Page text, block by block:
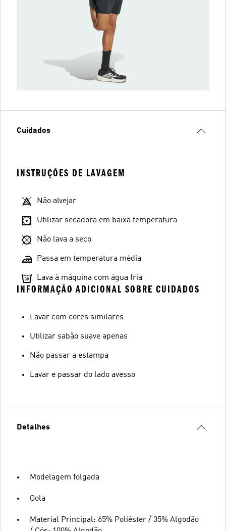
Cuidados
INSTRUÇÕES DE LAVAGEM
Não alvejar
Utilizar secadora em baixa temperatura
Não lava a seco
Passa em temperatura média
Lava à máquina com água fria
INFORMAÇÃO ADICIONAL SOBRE CUIDADOS
Lavar com cores similares
Utilizar sabão suave apenas
Não passar a estampa
Lavar e passar do lado avesso
Detalhes
Modelagem folgada
Gola
Material Principal: 65% Poliéster / 35% Algodão